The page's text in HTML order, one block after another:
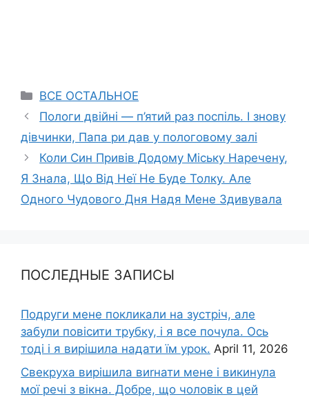
Categories
ВСЕ ОСТАЛЬНОЕ
Пологи двійні — п’ятий раз поспіль. І знову
дівчинки, Папа ри дав у пологовому залі
Коли Син Привів Додому Міську Наречену,
Я Знала, Що Від Неї Не Буде Толку. Але
Одного Чудового Дня Надя Мене Здивувала
ПОСЛЕДНЫЕ ЗАПИСЫ
Подруги мене покликали на зустріч, але
забули повісити трубку, і я все почула. Ось
тоді і я вирішила надати їм урок. April 11, 2026
Свекруха вирішила виrнати мене і викинула
мої речі з вікна. Добре, що чоловік в цей